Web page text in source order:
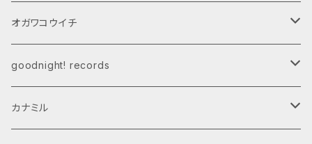
ダウンロード商品
受注商品
CD,LP
ダウンロード商品
グッズ
CD,LP
ダウンロード商品
オガワコウイチ
CD,LP
goodnight! records
グッズ
カナミル